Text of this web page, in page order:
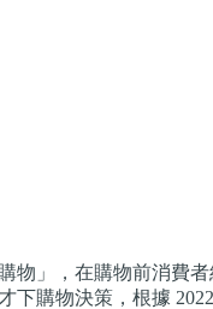
物」，在購物前消費
下購物決策，根據